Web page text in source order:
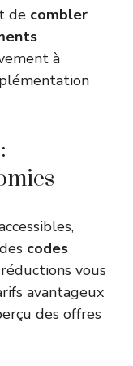
de combler
à
codes
réductions vous
avantageux
des offres